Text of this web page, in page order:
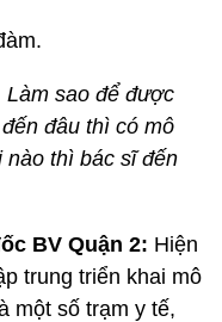
Làm sao để được
đâu thì có mô
nào thì bác sĩ đến
BV Quận 2: Hiện
trung triển khai mô
một số trạm y tế,